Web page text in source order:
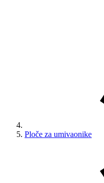
Ploče za umivaonike